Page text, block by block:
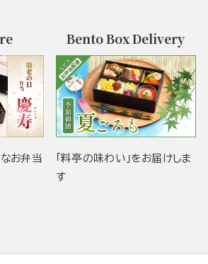
なお弁当
Bento Box Delivery
「料亭の味わい」をお届けしま
す